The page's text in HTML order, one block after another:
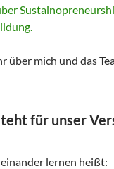
über mich und das
für unser
lernen heißt: